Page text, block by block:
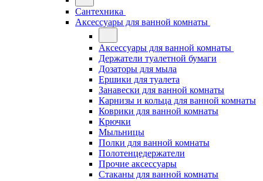
Сантехника
Аксессуары для ванной комнаты
Аксессуары для ванной комнаты
Держатели туалетной бумаги
Дозаторы для мыла
Ершики для туалета
Занавески для ванной комнаты
Карнизы и кольца для ванной комнаты
Коврики для ванной комнаты
Крючки
Мыльницы
Полки для ванной комнаты
Полотенцедержатели
Прочие аксессуары
Стаканы для ванной комнаты